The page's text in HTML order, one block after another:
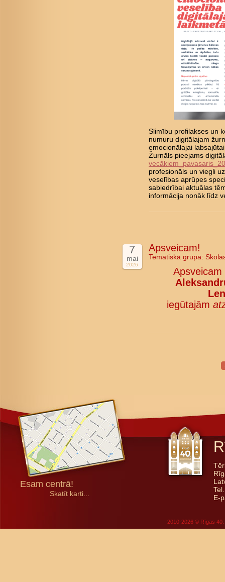
Slimību profilakses un
numuru digitālajam
emocionālajai
Žurnāls pieejams
profesionāls un viegli
veselības aprūpes
sabiedrībai aktuālas
informācija nonāk
7
mai
2026
Apsveicam!
Tematiskā grupa:
Apsveicam
iegūtajām
Esam centrā!
Skatīt karti...
E-
2010-2026 © Rīgas